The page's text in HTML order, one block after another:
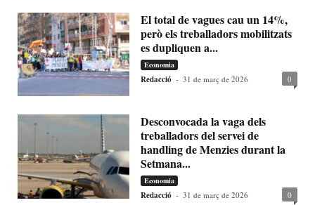
El total de vagues cau un 14%,
però els treballadors mobilitzats
es dupliquen a...
Economia
Redacció - 31 de març de 2026 0
Desconvocada la vaga dels
treballadors del servei de
handling de Menzies durant la
Setmana...
Economia
Redacció - 31 de març de 2026 0